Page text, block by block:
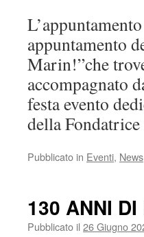
appuntamento
Marin!”che
accompagnato
festa evento
della
Pubblicato in Eventi, News
130 ANNI
Pubblicato il 26 Giugno